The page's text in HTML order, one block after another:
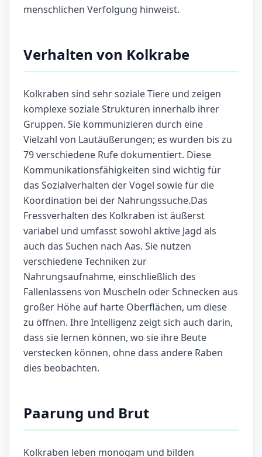
menschlichen Verfolgung hinweist.
Verhalten von Kolkrabe
Kolkraben sind sehr soziale Tiere und zeigen
komplexe soziale Strukturen innerhalb ihrer
Gruppen. Sie kommunizieren durch eine
Vielzahl von Lautäußerungen; es wurden bis zu
79 verschiedene Rufe dokumentiert. Diese
Kommunikationsfähigkeiten sind wichtig für
das Sozialverhalten der Vögel sowie für die
Koordination bei der Nahrungssuche.Das
Fressverhalten des Kolkraben ist äußerst
variabel und umfasst sowohl aktive Jagd als
auch das Suchen nach Aas. Sie nutzen
verschiedene Techniken zur
Nahrungsaufnahme, einschließlich des
Fallenlassens von Muscheln oder Schnecken aus
großer Höhe auf harte Oberflächen, um diese
zu öffnen. Ihre Intelligenz zeigt sich auch darin,
dass sie lernen können, wo sie ihre Beute
verstecken können, ohne dass andere Raben
dies beobachten.
Paarung und Brut
Kolkraben leben monogam und bilden